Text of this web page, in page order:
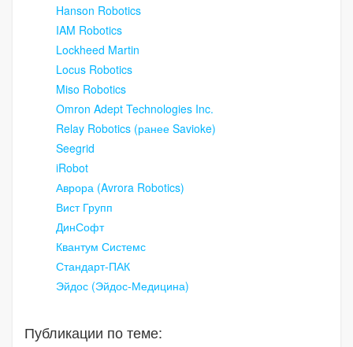
Hanson Robotics
IAM Robotics
Lockheed Martin
Locus Robotics
Miso Robotics
Omron Adept Technologies Inc.
Relay Robotics (ранее Savioke)
Seegrid
iRobot
Аврора (Avrora Robotics)
Вист Групп
ДинСофт
Квантум Системс
Стандарт-ПАК
Эйдос (Эйдос-Медицина)
Публикации по теме: